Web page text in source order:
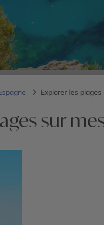
Explorer les
sur